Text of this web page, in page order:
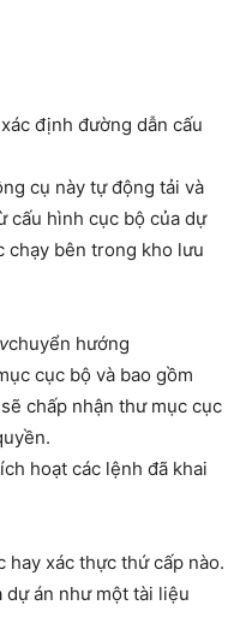
định đường dẫn cấu
cụ này tự động tải và
cấu hình cục bộ của dự
chạy bên trong kho lưu
chuyển hướng
cục bộ và bao gồm
chấp nhận thư mục cục
hoạt các lệnh đã khai
xác thực thứ cấp nào.
dự án như một tài liệu